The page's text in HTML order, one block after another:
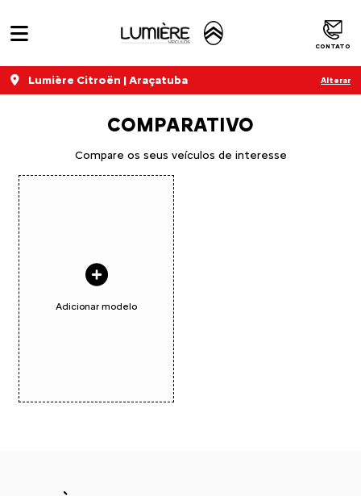
CONTATO
Lumière Citroën | Araçatuba Alterar
COMPARATIVO
Compare os seus veículos de interesse
Adicionar modelo